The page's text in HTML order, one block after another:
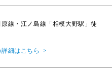
線・江ノ島線「相模大野駅」徒
細はこちら